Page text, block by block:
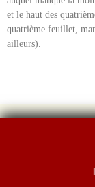
et le haut des
quatrième feuillet,
ailleurs).